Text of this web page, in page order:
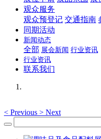
观众服务
观众预登记 交通指南
同期活动
新闻动态
全部 展会新闻 行业资讯
行业资讯
联系我们
< Previous > Next